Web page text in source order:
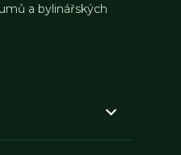
a bylinářských